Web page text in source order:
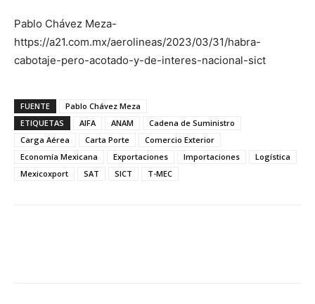
Pablo Chávez Meza-
https://a21.com.mx/aerolineas/2023/03/31/habra-
cabotaje-pero-acotado-y-de-interes-nacional-sict
FUENTE
Pablo Chávez Meza
ETIQUETAS
AIFA ANAM
Cadena de Suministro
Carga Aérea
Carta Porte
Comercio Exterior
Economía Mexicana
Exportaciones Importaciones
Logística
Mexicoxport
SAT SICT T-MEC